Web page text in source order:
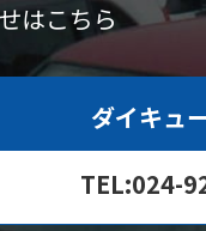
はこちら
ダイキュ
TEL:024-